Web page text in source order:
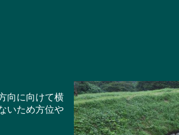
向に向けて横
いため方位や